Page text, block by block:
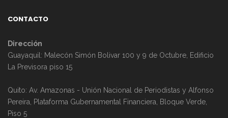
CONTACTO
Dirección
Guayaquil: Malecón Simón Bolivar 100 y 9 de Octubre, Edificio
La Previsora piso 15
Quito: Av. Amazonas - Unión Nacional de Periodistas y Alfonso
Pereira, Plataforma Gubernamental Financiera, Bloque Verde,
Piso 5